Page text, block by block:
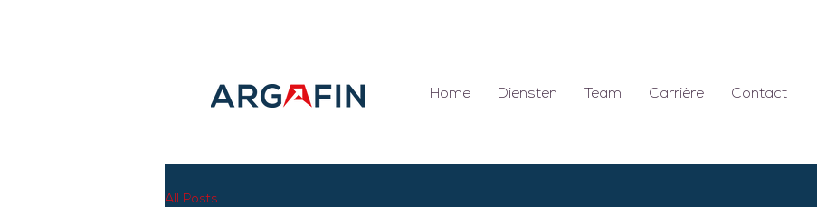
Home Diensten Team Carrière Contact
All Posts